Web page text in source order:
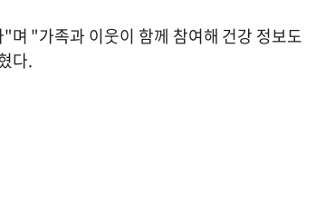
며 "가족과 이웃이 함께 참여해 건강 정보도
다.